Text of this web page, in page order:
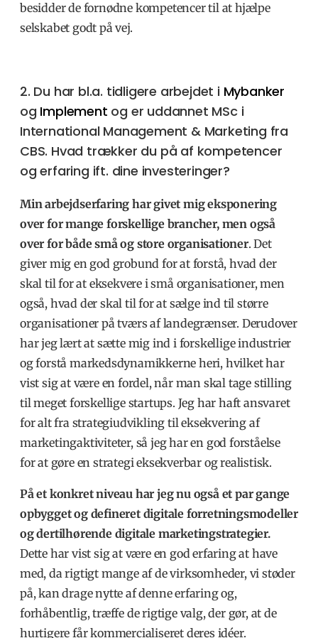
besidder de fornødne kompetencer til at hjælpe
selskabet godt på vej.
2. Du har bl.a. tidligere arbejdet i Mybanker
og Implement og er uddannet MSc i
International Management & Marketing fra
CBS. Hvad trækker du på af kompetencer
og erfaring ift. dine investeringer?
Min arbejdserfaring har givet mig eksponering
over for mange forskellige brancher, men også
over for både små og store organisationer. Det
giver mig en god grobund for at forstå, hvad der
skal til for at eksekvere i små organisationer, men
også, hvad der skal til for at sælge ind til større
organisationer på tværs af landegrænser. Derudover
har jeg lært at sætte mig ind i forskellige industrier
og forstå markedsdynamikkerne heri, hvilket har
vist sig at være en fordel, når man skal tage stilling
til meget forskellige startups. Jeg har haft ansvaret
for alt fra strategiudvikling til eksekvering af
marketingaktiviteter, så jeg har en god forståelse
for at gøre en strategi eksekverbar og realistisk.
På et konkret niveau har jeg nu også et par gange
opbygget og defineret digitale forretningsmodeller
og dertilhørende digitale marketingstrategier.
Dette har vist sig at være en god erfaring at have
med, da rigtigt mange af de virksomheder, vi støder
på, kan drage nytte af denne erfaring og,
forhåbentlig, træffe de rigtige valg, der gør, at de
hurtigere får kommercialiseret deres idéer.